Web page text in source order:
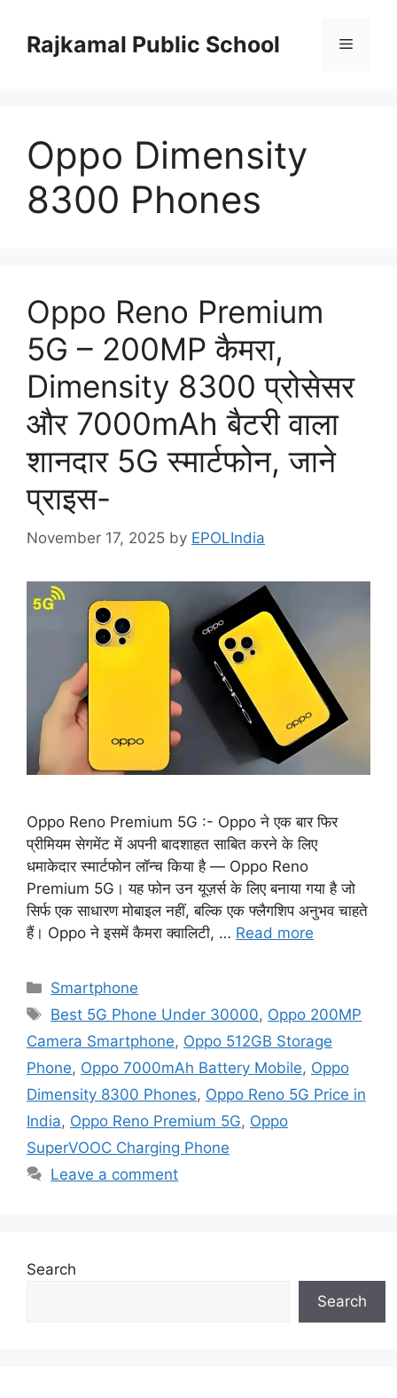
contentRajkamal Public School Menu
Oppo Dimensity
8300 Phones
Oppo Reno Premium
5G – 200MP कैमरा,
Dimensity 8300 प्रोसेसर
और 7000mAh बैटरी वाला
शानदार 5G स्मार्टफोन, जाने
प्राइस-
November 17, 2025 by EPOLIndia
Oppo Reno Premium 5G :- Oppo ने एक बार फिर
प्रीमियम सेगमेंट में अपनी बादशाहत साबित करने के लिए
धमाकेदार स्मार्टफोन लॉन्च किया है — Oppo Reno
Premium 5G। यह फोन उन यूज़र्स के लिए बनाया गया है जो
सिर्फ एक साधारण मोबाइल नहीं, बल्कि एक फ्लैगशिप अनुभव चाहते
हैं। Oppo ने इसमें कैमरा क्वालिटी, … Read more
Categories
Smartphone
Tags
Best 5G Phone Under 30000, Oppo 200MP
Camera Smartphone, Oppo 512GB Storage
Phone, Oppo 7000mAh Battery Mobile, Oppo
Dimensity 8300 Phones, Oppo Reno 5G Price in
India, Oppo Reno Premium 5G, Oppo
SuperVOOC Charging Phone
Leave a comment
Search
Search